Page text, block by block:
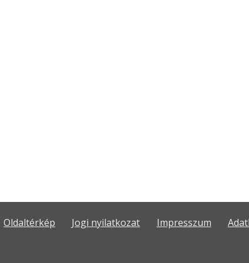
Oldaltérkép Jogi nyilatkozat Impresszum